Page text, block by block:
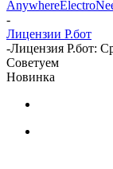
Anywhere
-
Лицензии Р.бот
-Лицензия Р.бот:
Советуем
Новинка